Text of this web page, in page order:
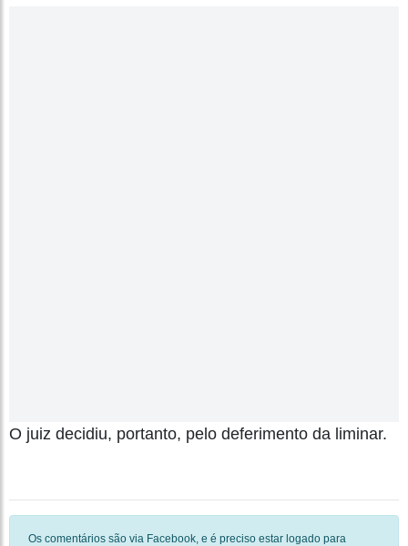
O juiz decidiu, portanto, pelo deferimento da liminar.
Os comentários são via Facebook, e é preciso estar logado para